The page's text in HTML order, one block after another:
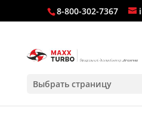
8-800-302-7367
Выбрать страницу